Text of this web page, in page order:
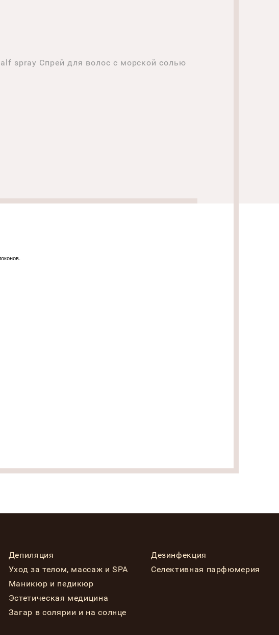
spray Спрей для волос с морской солью
Депиляция
Уход за телом, массаж и SPA
Маникюр и педикюр
Эстетическая медицина
Загар в солярии и на солнце
Дезинфекция
Селективная парфюмерия